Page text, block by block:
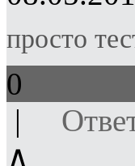
просто
0
|
∧